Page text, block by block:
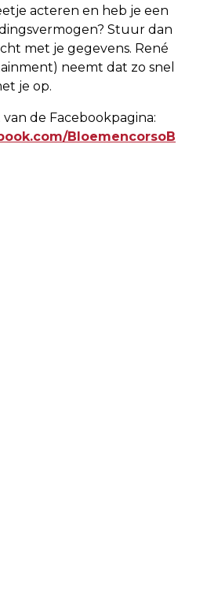
acteren en heb je een
Stuur dan
met je gegevens. René
neemt dat zo snel
je op.
de Facebookpagina:
BloemencorsoB